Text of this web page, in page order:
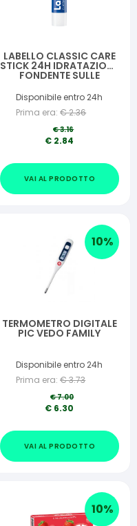
LABELLO CLASSIC CARE
STICK 24H IDRATAZIONE
FONDENTE SULLE
Disponibile entro 24h
Prima era: €2.36
€3.16
€ 2.84
VAI AL PRODOTTO
10%
TERMOMETRO DIGITALE
PIC VEDO FAMILY
Disponibile entro 24h
Prima era: €3.73
€7.00
€ 6.30
VAI AL PRODOTTO
10%